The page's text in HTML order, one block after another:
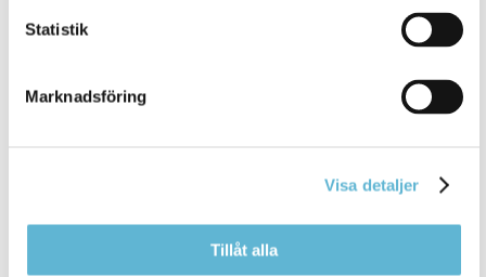
Statistik
Marknadsföring
Visa detaljer
Tillåt alla
Besöksadress
Box 18, 295 21 Bromölla